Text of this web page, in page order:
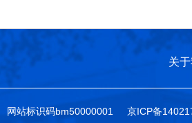
关
网站标识码bm50000001
京ICP备